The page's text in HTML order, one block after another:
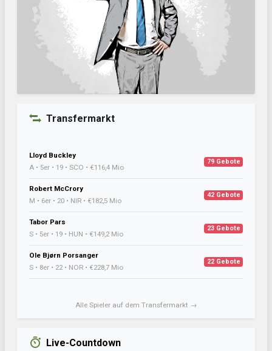
Transfermarkt
Lloyd Buckley
A • 5er • 19 • SCO • €116,4 Mio
79 Gebote
Robert McCrory
M • 6er • 20 • NIR • €182,5 Mio
42 Gebote
Tabor Pars
S • 5er • 19 • HUN • €149,2 Mio
23 Gebote
Ole Bjørn Porsanger
S • 8er • 22 • NOR • €228,7 Mio
22 Gebote
Alle Spieler auf dem Transfermarkt →
Live-Countdown